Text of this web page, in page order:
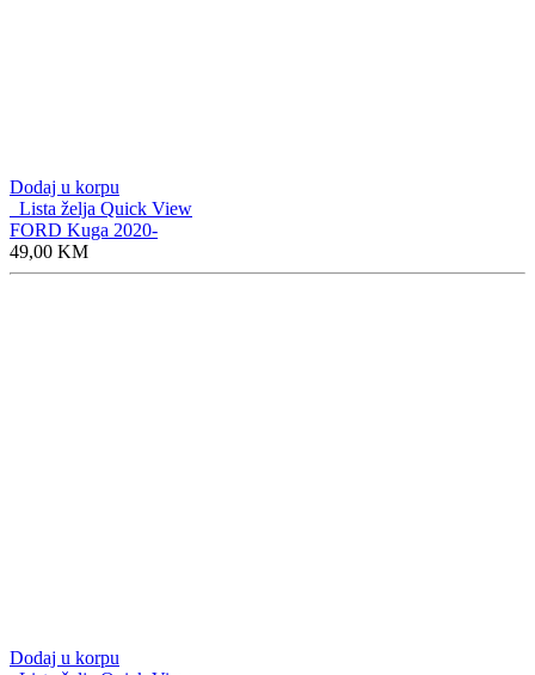
Dodaj u korpu
Lista želja Quick View
FORD Kuga 2020-
49,00 KM
Dodaj u korpu